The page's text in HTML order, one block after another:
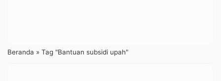
Beranda » Tag "Bantuan subsidi upah"